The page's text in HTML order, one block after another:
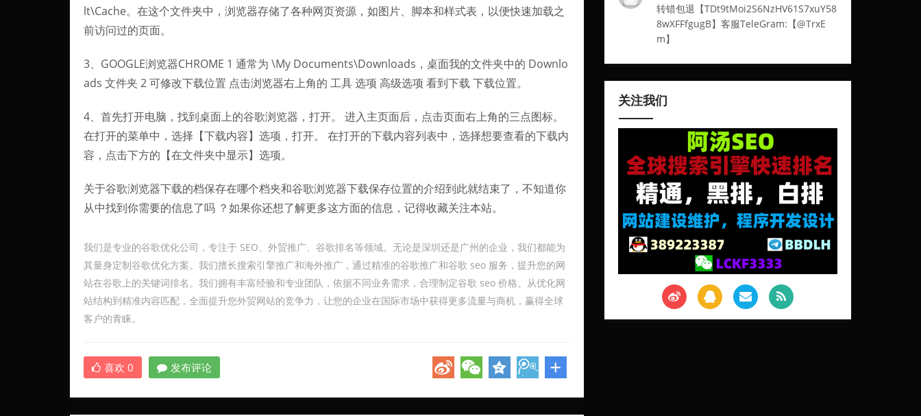
lt\Cache。在这个文件夹中，浏览器存储了各种网页资源，如图片、脚本和样式表，以便快速加载之
前访问过的页面。
3、GOOGLE浏览器CHROME 1 通常为 \My Documents\Downloads，桌面我的文件夹中的 Downlo
ads 文件夹 2 可修改下载位置 点击浏览器右上角的 工具 选项 高级选项 看到下载 下载位置。
4、首先打开电脑，找到桌面上的谷歌浏览器，打开。 进入主页面后，点击页面右上角的三点图标。
在打开的菜单中，选择【下载内容】选项，打开。 在打开的下载内容列表中，选择想要查看的下载内
容，点击下方的【在文件夹中显示】选项。
关于谷歌浏览器下载的档保存在哪个档夹和谷歌浏览器下载保存位置的介绍到此就结束了，不知道你
从中找到你需要的信息了吗 ？如果你还想了解更多这方面的信息，记得收藏关注本站。
我们是专业的谷歌优化公司，专注于 SEO、外贸推广、谷歌排名等领域。无论是深圳还是广州的企业，我们都能为
其量身定制谷歌优化方案。我们擅长搜索引擎推广和海外推广，通过精准的谷歌推广和谷歌 seo 服务，提升您的网
站在谷歌上的关键词排名。我们拥有丰富经验和专业团队，依据不同业务需求，合理制定谷歌 seo 价格。从优化网
站结构到精准内容匹配，全面提升您外贸网站的竞争力，让您的企业在国际市场中获得更多流量与商机，赢得全球
客户的青睐。
喜欢 0 发布评论
转错包退【TDt9tMoi2S6NzHV61S7xuY58
8wXFFfgugB】客服TeleGram:【@TrxE
m】
关注我们